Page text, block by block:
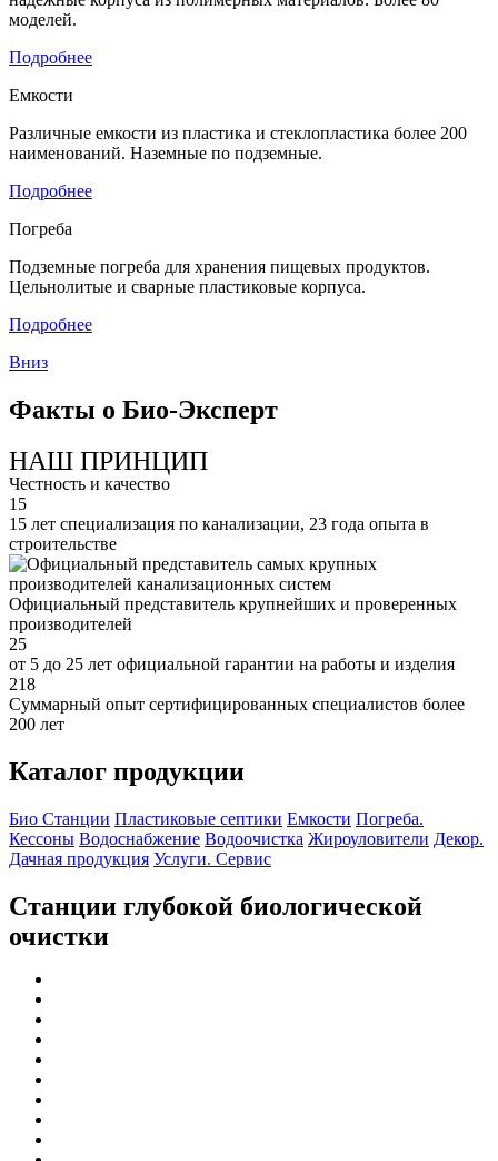
моделей.
Подробнее
Емкости
Различные емкости из пластика и стеклопластика более 200
наименований. Наземные по подземные.
Подробнее
Погреба
Подземные погреба для хранения пищевых продуктов.
Цельнолитые и сварные пластиковые корпуса.
Подробнее
Вниз
Факты о Био-Эксперт
НАШ ПРИНЦИП
Честность и качество
15
15 лет специализация по канализации, 23 года опыта в
строительстве
Официальный представитель крупнейших и проверенных
производителей
25
от 5 до 25 лет официальной гарантии на работы и изделия
218
Суммарный опыт сертифицированных специалистов более
200 лет
Каталог продукции
Био Станции Пластиковые септики Емкости Погреба.
Кессоны Водоснабжение Водоочистка Жироуловители Декор.
Дачная продукция Услуги. Сервис
Станции глубокой биологической
очистки